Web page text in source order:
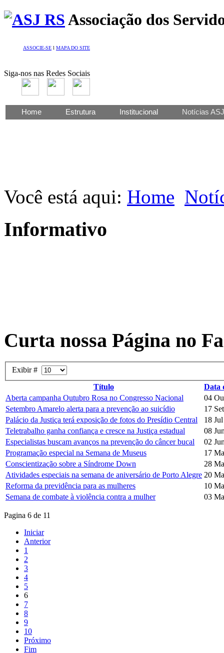
Associação dos
ASSOCIE-SE l MAPA DO SITE
Siga-nos nas Redes Sociais
Home Estrutura Institucional Notícias ASJ
Você está aqui: Home
Informativo
Curta nossa Página no
Exibir #
Título
Data
Aberta campanha Outubro Rosa no Congresso Nacional
04
Setembro Amarelo alerta para a prevenção ao suicídio
17
Palácio da Justiça terá exposição de fotos do Presídio Central
18
Teletrabalho ganha confiança e cresce na Justiça estadual
08
Especialistas buscam avanços na prevenção do câncer bucal
02
Programação especial na Semana de Museus
17
Conscientização sobre a Síndrome Down
28
Atividades especiais na semana de aniversário de Porto Alegre 20
Reforma da previdência para as mulheres
10
Semana de combate à violência contra a mulher
03
Pagina 6 de 11
Iniciar
Anterior
1
2
3
4
5
6
7
8
9
10
Próximo
Fim